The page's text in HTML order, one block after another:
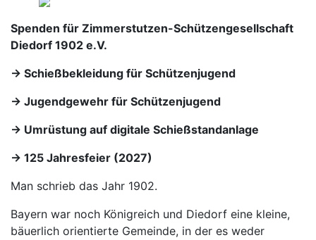
Spenden für Zimmerstutzen-Schützengesellschaft
Diedorf 1902 e.V.
→ Schießbekleidung für Schützenjugend
→ Jugendgewehr für Schützenjugend
→ Umrüstung auf digitale Schießstandanlage
→ 125 Jahresfeier (2027)
Man schrieb das Jahr 1902.
Bayern war noch Königreich und Diedorf eine kleine,
bäuerlich orientierte Gemeinde, in der es weder